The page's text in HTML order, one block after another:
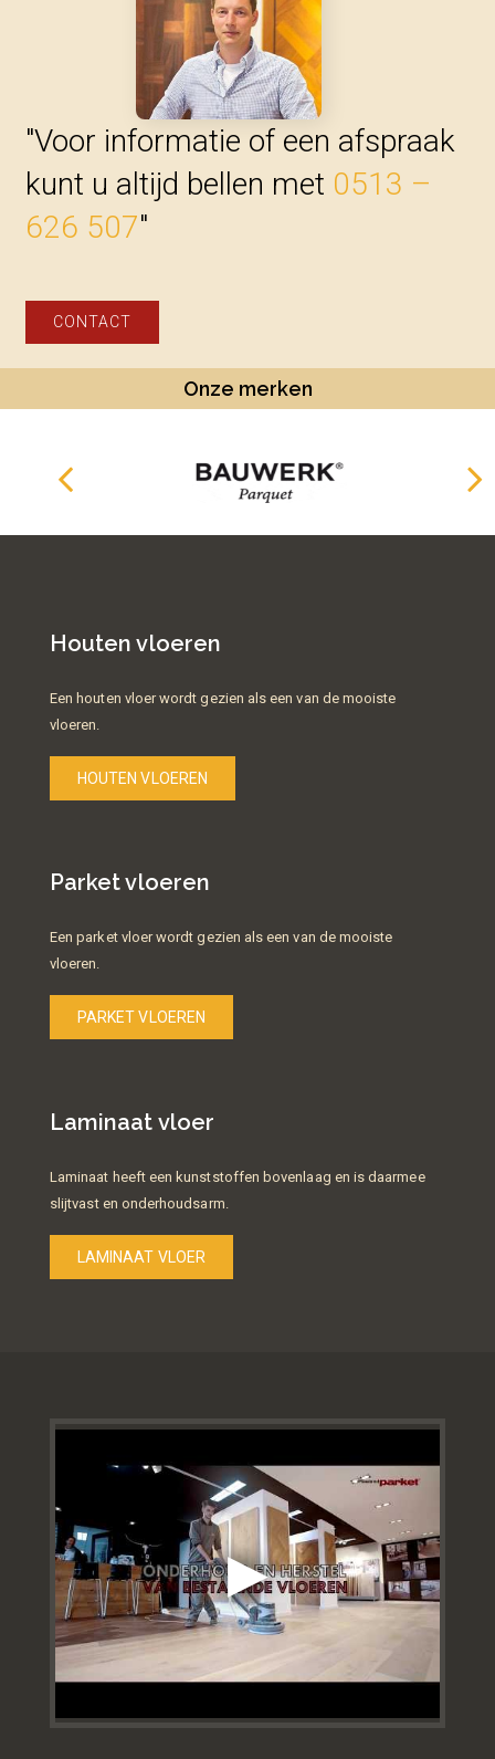
"Voor informatie of een afspraak
kunt u altijd bellen met 0513 –
626 507"
CONTACT
Onze merken
Houten vloeren
Een houten vloer wordt gezien als een van de mooiste
vloeren.
HOUTEN VLOEREN
Parket vloeren
Een parket vloer wordt gezien als een van de mooiste
vloeren.
PARKET VLOEREN
Laminaat vloer
Laminaat heeft een kunststoffen bovenlaag en is daarmee
slijtvast en onderhoudsarm.
LAMINAAT VLOER